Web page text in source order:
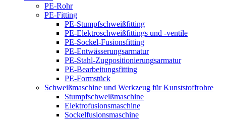
PE-Rohr
PE-Fitting
PE-Stumpfschweißfitting
PE-Elektroschweißfittings und -ventile
PE-Sockel-Fusionsfitting
PE-Entwässerungsarmatur
PE-Stahl-Zugpositionierungsarmatur
PE-Bearbeitungsfitting
PE-Formstück
Schweißmaschine und Werkzeug für Kunststoffrohre
Stumpfschweißmaschine
Elektrofusionsmaschine
Sockelfusionsmaschine